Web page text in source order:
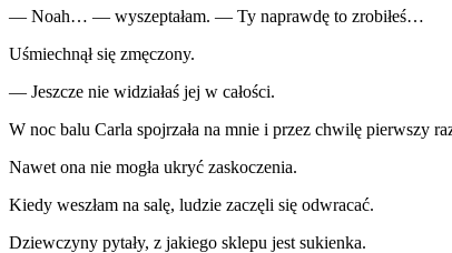
— Noah… — wyszeptałam. — Ty naprawdę to zrobiłeś…
Uśmiechnął się zmęczony.
— Jeszcze nie widziałaś jej w całości.
W noc balu Carla spojrzała na mnie i przez chwilę pierwszy
Nawet ona nie mogła ukryć zaskoczenia.
Kiedy weszłam na salę, ludzie zaczęli się odwracać.
Dziewczyny pytały, z jakiego sklepu jest sukienka.